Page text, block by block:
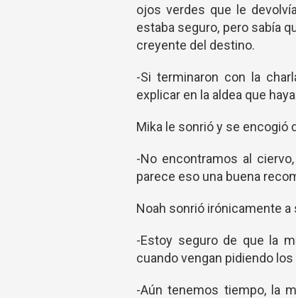
ojos verdes que le
estaba seguro, pero sabía
creyente del destino.
-Si terminaron con la
explicar en la aldea que
Mika le sonrió y se encogió
-No encontramos al
parece eso una buena
Noah sonrió irónicamente a
-Estoy seguro de que la
cuando vengan pidiendo
-Aún tenemos tiempo, la